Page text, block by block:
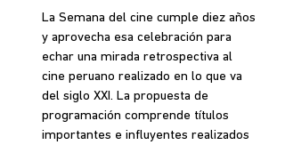
La Semana del cine cumple diez años
y aprovecha esa celebración para
echar una mirada retrospectiva al
cine peruano realizado en lo que va
del siglo XXI. La propuesta de
programación comprende títulos
importantes e influyentes realizados